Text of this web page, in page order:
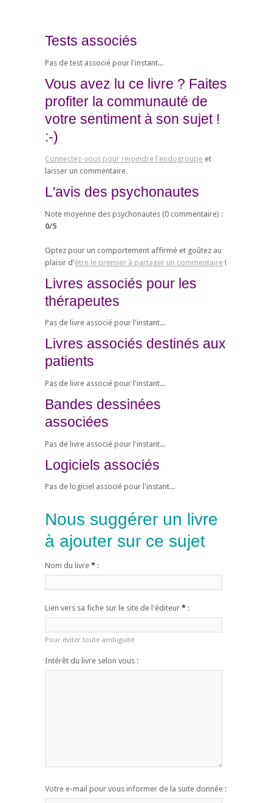
Tests associés
Pas de test associé pour l'instant...
Vous avez lu ce livre ? Faites
profiter la communauté de
votre sentiment à son sujet !
:-)
Connectez-vous pour rejoindre l'endogroupe et
laisser un commentaire.
L'avis des psychonautes
Note moyenne des psychonautes (0 commentaire) :
0/5
Optez pour un comportement affirmé et goûtez au
plaisir d'être le premier à partager un commentaire !
Livres associés pour les
thérapeutes
Pas de livre associé pour l'instant...
Livres associés destinés aux
patients
Pas de livre associé pour l'instant...
Bandes dessinées
associées
Pas de livre associé pour l'instant...
Logiciels associés
Pas de logiciel associé pour l'instant...
Nous suggérer un livre
à ajouter sur ce sujet
Nom du livre * :
Lien vers sa fiche sur le site de l'éditeur * :
Pour éviter toute ambiguïté
Intérêt du livre selon vous :
Votre e-mail pour vous informer de la suite donnée :